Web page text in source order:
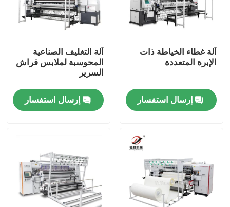
المنتجات
فيديوهات
آلة غطاء الخياطة ذات
الإبرة المتعددة
إرسال استفسار
آلة التغليف الصناعية
المحوسبة لملابس فراش
السرير
إرسال استفسار